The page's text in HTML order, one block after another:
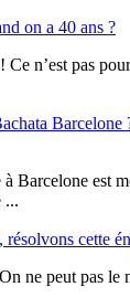
on a 40 ans ?
Ce n’est pas
à Barcelone est
...
résolvons cette
ne peut pas le